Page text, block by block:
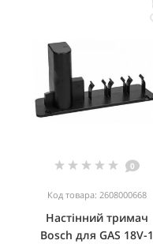
0
Код товара: 2608000668
Настінний тримач
Bosch для GAS 18V-1